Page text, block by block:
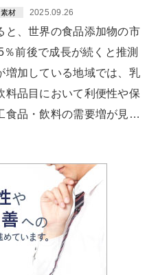
素材 2025.09.26
、世界の食品添加物の市
前後で成長が続くと推測
増加している地域では、乳
料品目において利便性や保
食品・飲料の需要増が見…